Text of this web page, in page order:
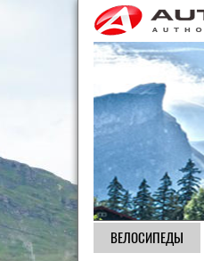
ВЕЛОСИПЕДЫ